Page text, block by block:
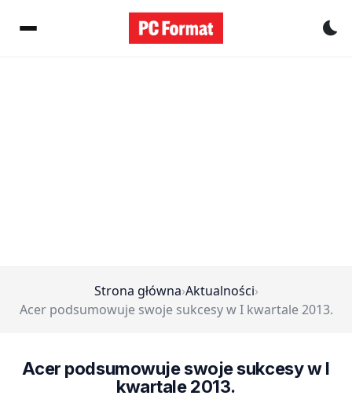
Strona główna›Aktualności›
Acer podsumowuje swoje sukcesy w I kwartale 2013.
Acer podsumowuje swoje sukcesy w I
kwartale 2013.